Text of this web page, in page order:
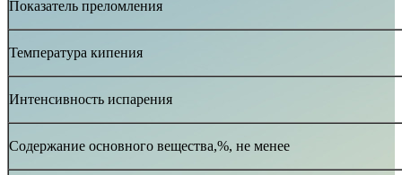
Показатель преломления
Температура кипения
Интенсивность испарения
Содержание основного вещества,%, не менее